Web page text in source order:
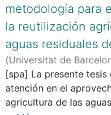
metodología para
la reutilización
aguas residuales
(Universitat de
Vidal Ortega, Catherine
José;Salgot i de
Universitat de
[spa] La presente tesis centra su
atención en el
agricultura de las